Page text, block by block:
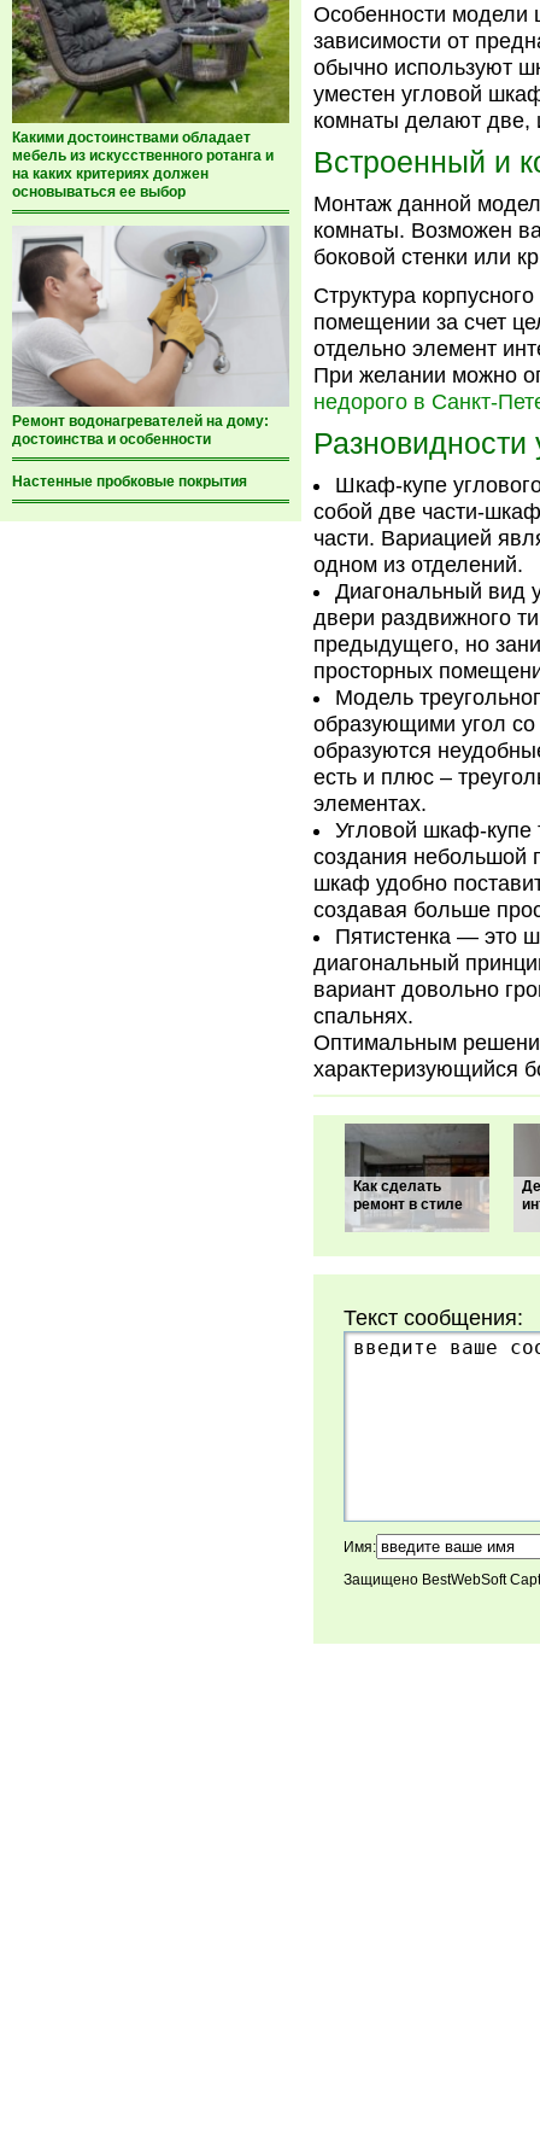
Какими достоинствами обладает
мебель из искусственного ротанга и
на каких критериях должен
основываться ее выбор
Ремонт водонагревателей на дому:
достоинства и особенности
Настенные пробковые покрытия
Особенности модели
зависимости от
обычно используют
уместен угловой
комнаты делают две,
Встроенный и
Монтаж данной
комнаты. Возможен
боковой стенки или
Структура
помещении за счет
отдельно элемент
При желании можно
недорого в Санкт-
Разновидности
Шкаф-купе
собой две части-
части. Вариацией
одном из отделений.
Диагональный вид
двери раздвижного
предыдущего, но
просторных
Модель
образующими угол
образуются
есть и плюс –
элементах.
Угловой шкаф-купе
создания небольшой
шкаф удобно
создавая больше
Пятистенка — это
диагональный
вариант довольно
спальнях.
Оптимальным
характеризующийся
Как сделать
ремонт в стиле
Текст сообщения:
Имя:
Защищено BestWebSoft